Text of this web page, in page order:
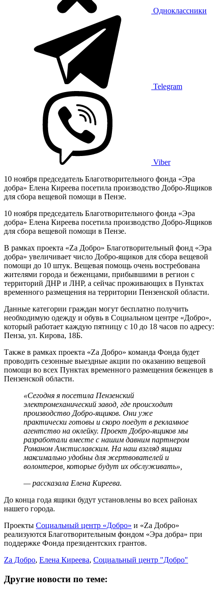
Одноклассники
Telegram
Viber
10 ноября председатель Благотворительного фонда «Эра
добра» Елена Киреева посетила производство Добро-Ящиков
для сбора вещевой помощи в Пензе.
10 ноября председатель Благотворительного фонда «Эра
добра» Елена Киреева посетила производство Добро-Ящиков
для сбора вещевой помощи в Пензе.
В рамках проекта «Zа Добро» Благотворительный фонд «Эра
добра» увеличивает число Добро-ящиков для сбора вещевой
помощи до 10 штук. Вещевая помощь очень востребована
жителями города и беженцами, прибывшими в регион с
территорий ДНР и ЛНР, а сейчас проживающих в Пунктах
временного размещения на территории Пензенской области.
Данные категории граждан могут бесплатно получить
необходимую одежду и обувь в Социальном центре «Добро»,
который работает каждую пятницу с 10 до 18 часов по адресу:
Пенза, ул. Кирова, 18Б.
Также в рамках проекта «Zа Добро» команда Фонда будет
проводить сезонные выездные акции по оказанию вещевой
помощи во всех Пунктах временного размещения беженцев в
Пензенской области.
«Сегодня я посетила Пензенский
электромеханический завод, где происходит
производство Добро-ящиков. Они уже
практически готовы и скоро поедут в рекламное
агентство на оклейку. Проект Добро-ящиков мы
разработали вместе с нашим давним партнером
Романом Амстиславским. На наш взгляд ящики
максимально удобны для жертвователей и
волонтеров, которые будут их обслуживать»,
— рассказала Елена Киреева.
До конца года ящики будут установлены во всех районах
нашего города.
Проекты Социальный центр «Добро» и «Zа Добро»
реализуются Благотворительным фондом «Эра добра» при
поддержке Фонда президентских грантов.
Zа Добро, Елена Киреева, Социальный центр "Добро"
Другие новости по теме: